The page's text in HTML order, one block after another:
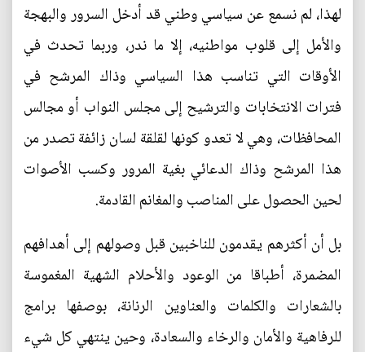
لهذا، لم نسمع عن سياسي وطني قد أدخل السرور والبهجة
والأمل إلى قلوب مواطنيه، إلا ما ندر، وربما تحدث في
الأوقات التي تناسب هذا السياسي وذاك المرشح في
فترات الانتخابات والترشيح إلى مجلس النواب أو مجالس
المحافظات، وهي لا تعدو كونها لقلقة لسان زائفة تصدر من
هذا المرشح وذاك الدعائي بغية المرور وكسب الأصوات
لحين الحصول على المناصب والمغانم القادمة.
بل أن أكثرهم يقدمون للناخبين قبل وصولهم إلى أهدافهم
المضمرة، أطباقا من الوعود والأحلام الشهية المغموسة
بالشعارات والكلمات والعناوين الرنانة، بوصفها برامج
للرفاهية والأمان والرخاء والسعادة، وحين ينتهي كل شيء